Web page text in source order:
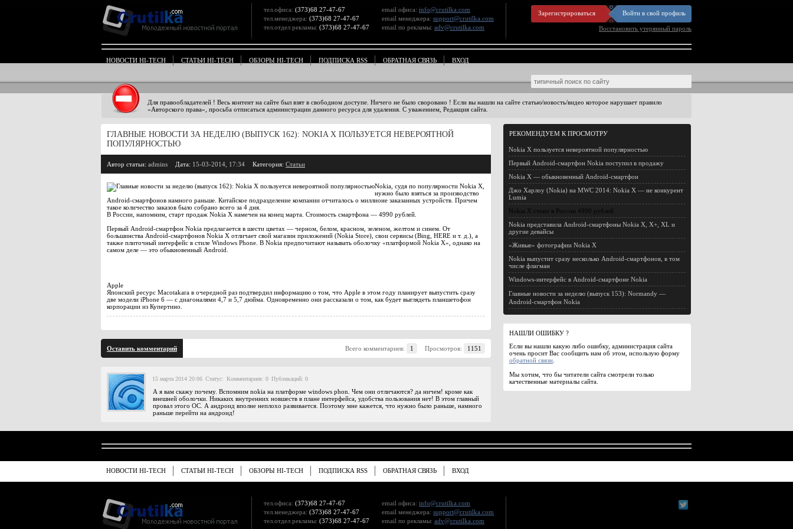
тел.офиса: (373)68 27-47-67
тел.менеджера: (373)68 27-47-67
тел.отдел рекламы: (373)68 27-47-67
email офиса: info@crutilka.com
email менеджера: support@crutilka.com
email по рекламы: adv@crutilka.com
Зарегистрироваться Войти в свой профиль
Восстановить утерянный пароль
НОВОСТИ HI-TECH СТАТЬИ HI-TECH ОБЗОРЫ HI-TECH ПОДПИСКА RSS ОБРАТНАЯ СВЯЗЬ ВХОД
Для правообладателей ! Весь контент на сайте был взят в свободном доступе. Ничего не было своровано ! Если вы нашли на сайте статью/новость/видео которое нарушает правило
«Авторского права», просьба отписаться администрации данного ресурса для удаления. С уважением, Редакция сайта.
ГЛАВНЫЕ НОВОСТИ ЗА НЕДЕЛЮ (ВЫПУСК 162): NOKIA X ПОЛЬЗУЕТСЯ НЕВЕРОЯТНОЙ
ПОПУЛЯРНОСТЬЮ
Автор статьи: admins Дата: 15-03-2014, 17:34 Категория: Статьи
Nokia, судя по популярности Nokia X,
нужно было взяться за производство
Android-смартфонов намного раньше. Китайское подразделение компании отчиталось о миллионе заказанных устройств. Причем
такое количество заказов было собрано всего за 4 дня.
В России, напомним, старт продаж Nokia X намечен на конец марта. Стоимость смартфона — 4990 рублей.
Первый Android-смартфон Nokia предлагается в шести цветах — черном, белом, красном, зеленом, желтом и синем. От
большинства Android-смартфонов Nokia X отличает свой магазин приложений (Nokia Store), свои сервисы (Bing, HERE и т. д.), а
также плиточный интерфейс в стиле Windows Phone. В Nokia предпочитают называть оболочку «платформой Nokia X», однако на
самом деле — это обыкновенный Android.
Apple
Японский ресурс Macotakara в очередной раз подтвердил информацию о том, что Apple в этом году планирует выпустить сразу
две модели iPhone 6 — с диагоналями 4,7 и 5,7 дюйма. Одновременно они рассказали о том, как будет выглядеть планшетофон
корпорации из Купертино.
Оставить комментарий Всего комментариев: 1 Просмотров: 1151
15 марта 2014 20:06 Статус: Комментариев: 0 Публикаций: 0
А я вам скажу почему. Вспомним nokia на платформе windows phon. Чем они отличаются? да ничем! кроме как
внешней оболочки. Никаких внутренних новшеств в плане интерфейса, удобства пользования нет! В этом главный
провал этого ОС. А андроид вполне неплохо развивается. Поэтому мне кажется, что нужно было раньше, намного
раньше перейти на андроид!
РЕКОМЕНДУЕМ К ПРОСМОТРУ
Nokia X пользуется невероятной популярностью
Первый Android-смартфон Nokia поступил в продажу
Nokia X — обыкновенный Android-смартфон
Джо Харлоу (Nokia) на MWC 2014: Nokia X — не конкурент
Lumia
Nokia X стоит в России 4990 рублей
Nokia представила Android-смартфоны Nokia X, X+, XL и
другие девайсы
«Живые» фотографии Nokia X
Nokia выпустит сразу несколько Android-смартфонов, в том
числе флагман
Windows-интерфейс в Android-смартфоне Nokia
Главные новости за неделю (выпуск 153): Normandy —
Android-смартфон Nokia
НАШЛИ ОШИБКУ ?
Если вы нашли какую либо ошибку, администрация сайта
очень просит Вас сообщить нам об этом, использую форму
обратной связи
Мы хотим, что бы читатели сайта смотрели только
качественные материалы сайта.
НОВОСТИ HI-TECH СТАТЬИ HI-TECH ОБЗОРЫ HI-TECH ПОДПИСКА RSS ОБРАТНАЯ СВЯЗЬ ВХОД
тел.офиса: (373)68 27-47-67
тел.менеджера: (373)68 27-47-67
тел.отдел рекламы: (373)68 27-47-67
email офиса: info@crutilka.com
email менеджера: support@crutilka.com
email по рекламы: adv@crutilka.com